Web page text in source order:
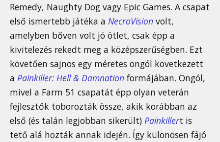
Remedy, Naughty Dog vagy Epic Games. A csapat
első ismertebb játéka a NecroVision volt,
amelyben bőven volt jó ötlet, csak épp a
kivitelezés rekedt meg a középszerűségben. Ezt
követően sajnos egy méretes öngól következett
a Painkiller: Hell & Damnation formájában. Öngól,
mivel a Farm 51 csapatát épp olyan veterán
fejlesztők toborozták össze, akik korábban az
első (és talán legjobban sikerült) Painkillert is
tető alá hozták annak idején. Így különösen fájó